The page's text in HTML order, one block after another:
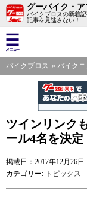
グーバイク・ア
バイクブロスの新着
記事を見逃さない！
バイクブロス バイク
ツインリンク
ール4名を決定
掲載日：2017年12月26日
カテゴリー: トピックス